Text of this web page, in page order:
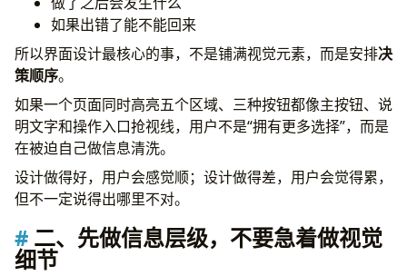
七、空状态和加载状态，最暴露产品基本功
空状态不是为了卖萌
加载状态也别偷懒
八、输入体验决定了产品是不是“用起来费手”
设计输入流程时，至少看这几个点
1. 能不能少输一点
2. 输入顺序是否符合人的思路
4. 即时校验是否克制
5. 是否支持中断后继续
移动端尤其容易遇到问题
九、无障碍不只是“合规项”，而是基本可用性
如果出错了能不能回来
所以界面设计最核心的事，不是铺满视觉元素，而是安排决
策顺序。
如果一个页面同时高亮五个区域、三种按钮都像主按钮、说
明文字和操作入口抢视线，用户不是“拥有更多选择”，而是
在被迫自己做信息清洗。
设计做得好，用户会感觉顺；设计做得差，用户会觉得累，
但不一定说得出哪里不对。
二、先做信息层级，不要急着做视觉
细节